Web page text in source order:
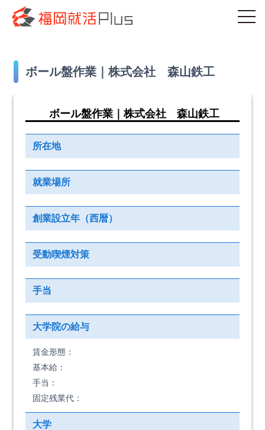
ボール盤作業｜株式会社 森山鉄工
ボール盤作業｜株式会社 森山鉄工
所在地
就業場所
創業設立年（西暦）
受動喫煙対策
手当
大学院の給与
賃金形態：
基本給：
手当：
固定残業代：
大学